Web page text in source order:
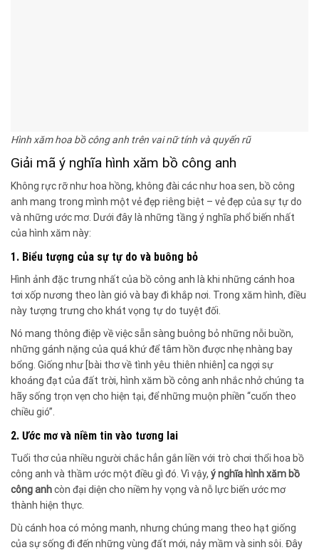
Hình xăm hoa bồ công anh trên vai nữ tính và quyến rũ
Giải mã ý nghĩa hình xăm bồ công anh
Không rực rỡ như hoa hồng, không đài các như hoa sen, bồ công
anh mang trong mình một vẻ đẹp riêng biệt – vẻ đẹp của sự tự do
và những ước mơ. Dưới đây là những tầng ý nghĩa phổ biến nhất
của hình xăm này:
1. Biểu tượng của sự tự do và buông bỏ
Hình ảnh đặc trưng nhất của bồ công anh là khi những cánh hoa
tơi xốp nương theo làn gió và bay đi khắp nơi. Trong xăm hình, điều
này tượng trưng cho khát vọng tự do tuyệt đối.
Nó mang thông điệp về việc sẵn sàng buông bỏ những nỗi buồn,
những gánh nặng của quá khứ để tâm hồn được nhẹ nhàng bay
bổng. Giống như [bài thơ về tình yêu thiên nhiên] ca ngợi sự
khoáng đạt của đất trời, hình xăm bồ công anh nhắc nhở chúng ta
hãy sống trọn vẹn cho hiện tại, để những muộn phiền “cuốn theo
chiều gió”.
2. Ước mơ và niềm tin vào tương lai
Tuổi thơ của nhiều người chắc hẳn gắn liền với trò chơi thổi hoa bồ
công anh và thầm ước một điều gì đó. Vì vậy, ý nghĩa hình xăm bồ
công anhcòn đại diện cho niềm hy vọng và nỗ lực biến ước mơ
thành hiện thực.
Dù cánh hoa có mỏng manh, nhưng chúng mang theo hạt giống
của sự sống đi đến những vùng đất mới, nảy mầm và sinh sôi. Đây